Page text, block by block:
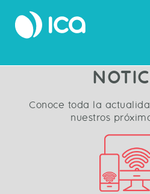
Conoce toda la
nuestros